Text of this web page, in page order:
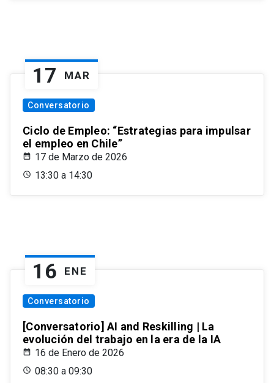
17 MAR
Conversatorio
Ciclo de Empleo: “Estrategias para impulsar
el empleo en Chile”
17 de Marzo de 2026
13:30 a 14:30
16 ENE
Conversatorio
[Conversatorio] AI and Reskilling | La
evolución del trabajo en la era de la IA
16 de Enero de 2026
08:30 a 09:30